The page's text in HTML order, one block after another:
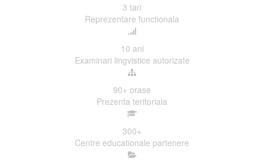
3 tari
Reprezentare functionala
10 ani
Examinari lingvistice autorizate
90+ orase
Prezenta teritoriala
300+
Centre educationale partenere